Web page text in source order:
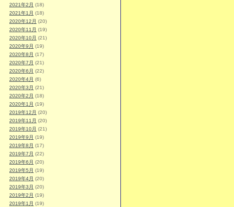
2021年2月 (18)
2021年1月 (18)
2020年12月 (20)
2020年11月 (19)
2020年10月 (21)
2020年9月 (19)
2020年8月 (17)
2020年7月 (21)
2020年6月 (22)
2020年4月 (6)
2020年3月 (21)
2020年2月 (18)
2020年1月 (19)
2019年12月 (20)
2019年11月 (20)
2019年10月 (21)
2019年9月 (19)
2019年8月 (17)
2019年7月 (22)
2019年6月 (20)
2019年5月 (19)
2019年4月 (20)
2019年3月 (20)
2019年2月 (19)
2019年1月 (19)